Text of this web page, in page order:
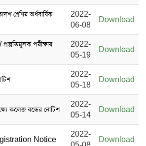
শ্রেণির অর্ধবার্ষিক
2022-
06-08
Download
প্রস্তুতিমূলক পরীক্ষার
2022-
05-19
Download
2022-
05-18
Download
কলেজ বন্ধের নোটিশ
2022-
05-14
Download
Notice
2022-
Download